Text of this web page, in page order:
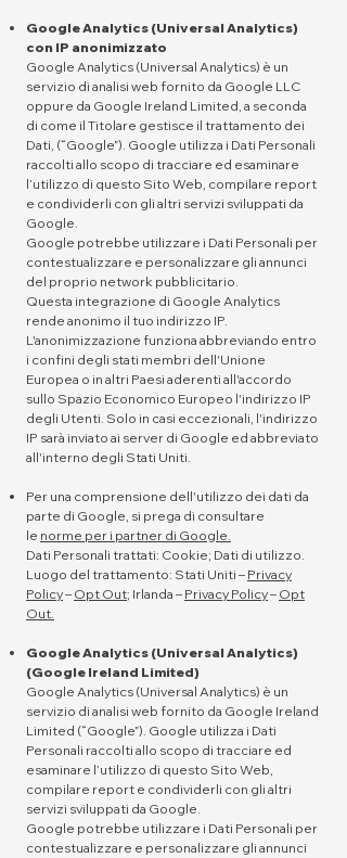
Google Analytics (Universal Analytics)
con IP anonimizzato
Google Analytics (Universal Analytics) è un
servizio di analisi web fornito da Google LLC
oppure da Google Ireland Limited, a seconda
di come il Titolare gestisce il trattamento dei
Dati, (“Google”). Google utilizza i Dati Personali
raccolti allo scopo di tracciare ed esaminare
l’utilizzo di questo Sito Web, compilare report
e condividerli con gli altri servizi sviluppati da
Google.
Google potrebbe utilizzare i Dati Personali per
contestualizzare e personalizzare gli annunci
del proprio network pubblicitario.
Questa integrazione di Google Analytics
rende anonimo il tuo indirizzo IP.
L'anonimizzazione funziona abbreviando entro
i confini degli stati membri dell'Unione
Europea o in altri Paesi aderenti all'accordo
sullo Spazio Economico Europeo l'indirizzo IP
degli Utenti. Solo in casi eccezionali, l'indirizzo
IP sarà inviato ai server di Google ed abbreviato
all'interno degli Stati Uniti.
Per una comprensione dell'utilizzo dei dati da
parte di Google, si prega di consultare
le norme per i partner di Google.
Dati Personali trattati: Cookie; Dati di utilizzo.
Luogo del trattamento: Stati Uniti – Privacy
Policy– Opt Out; Irlanda – Privacy Policy– Opt
Out.
Google Analytics (Universal Analytics)
(Google Ireland Limited)
Google Analytics (Universal Analytics) è un
servizio di analisi web fornito da Google Ireland
Limited (“Google”). Google utilizza i Dati
Personali raccolti allo scopo di tracciare ed
esaminare l’utilizzo di questo Sito Web,
compilare report e condividerli con gli altri
servizi sviluppati da Google.
Google potrebbe utilizzare i Dati Personali per
contestualizzare e personalizzare gli annunci